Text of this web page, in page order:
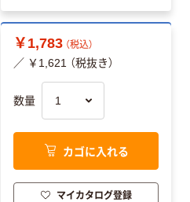
￥1,783 （税込）
／ ￥1,621 （税抜き）
数量
カゴに入れる
マイカタログ登録